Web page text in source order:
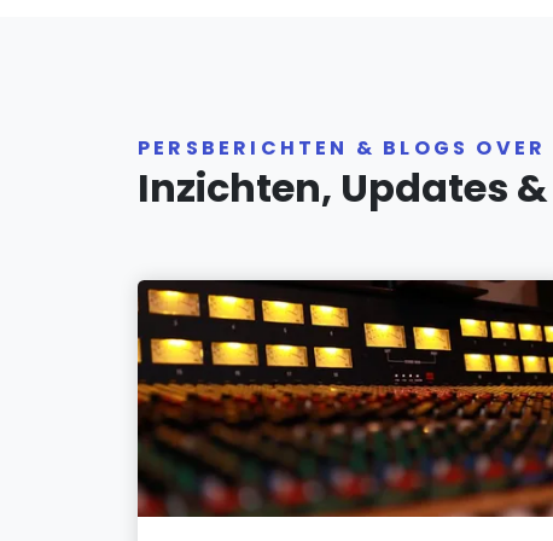
PERSBERICHTEN & BLOGS OVER
Inzichten, Updates